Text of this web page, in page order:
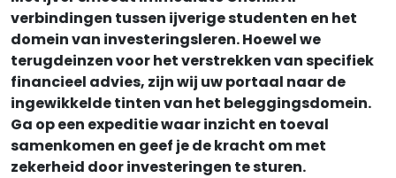
verbindingen tussen ijverige studenten en het
domein van investeringsleren. Hoewel we
terugdeinzen voor het verstrekken van specifiek
financieel advies, zijn wij uw portaal naar de
ingewikkelde tinten van het beleggingsdomein.
Ga op een expeditie waar inzicht en toeval
samenkomen en geef je de kracht om met
zekerheid door investeringen te sturen.